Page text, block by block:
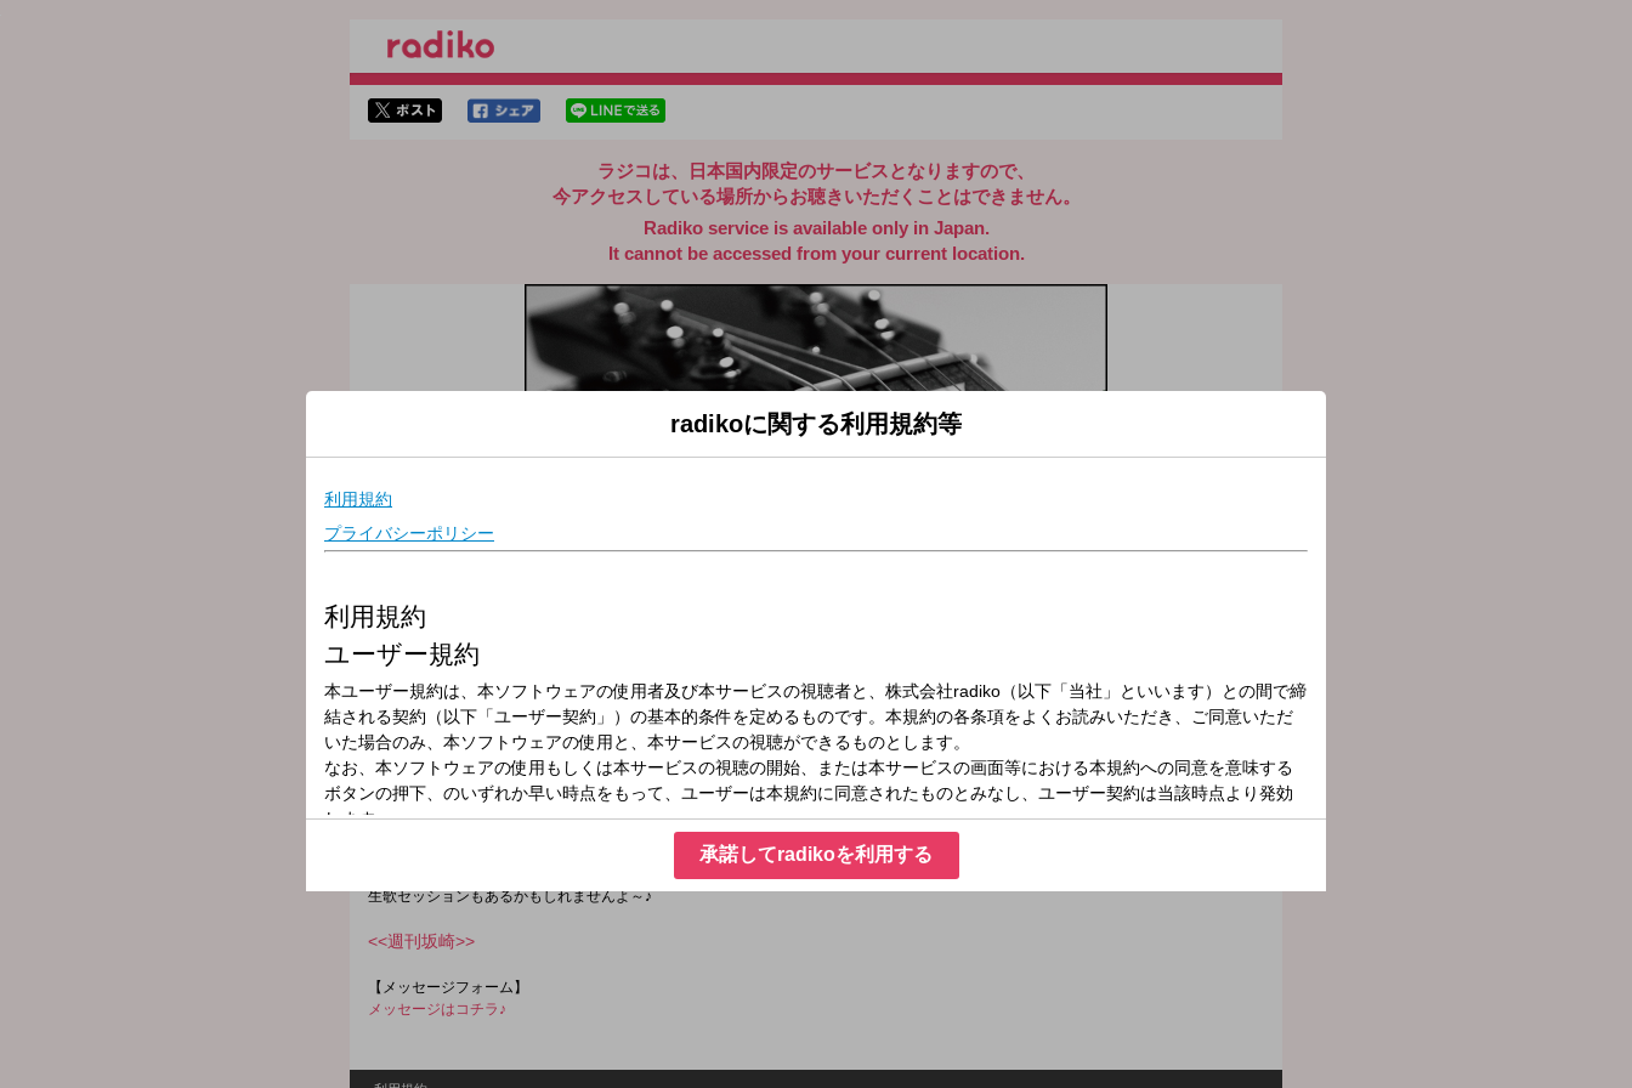
ラジコは、日本国内限定のサービスとなりますので、
今アクセスしている場所からお聴きいただくことはできません。
Radiko service is available only in Japan.
It cannot be accessed from your current location.
放送局
放送時間
2026年1月16日（金）21:00～23:00
番組名
K's TRANSMISSION
「BUZZ」の東郷昌和さんと百田忠正さんの音楽ユニット。
生歌セッションもあるかもしれませんよ～♪
<<週刊坂崎>>
【メッセージフォーム】
メッセージはコチラ♪
radikoに関する利用規約等
承諾してradikoを利用する